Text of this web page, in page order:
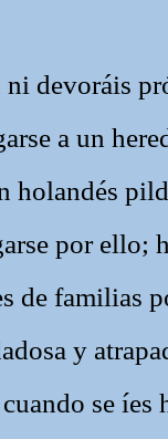
devoráis
a un
holandés
por ello;
de familias
y
se